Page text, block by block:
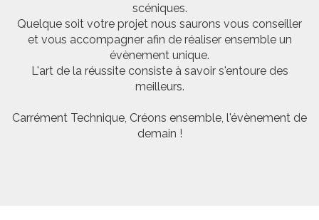
scéniques.
Quelque soit votre projet nous saurons vous conseiller
et vous accompagner afin de réaliser ensemble un
évènement unique.
L'art de la réussite consiste à savoir s'entoure des
meilleurs.
Carrément Technique, Créons ensemble, l'évènement de
demain !